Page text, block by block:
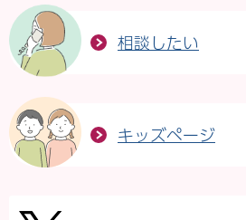
相談したい
キッズページ